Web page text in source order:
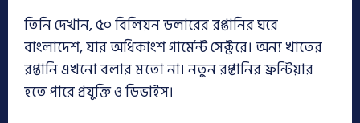
তিনি দেখান, ৫০ বিলিয়ন ডলারের রপ্তানির ঘরে
বাংলাদেশ, যার অধিকাংশ গার্মেন্ট সেক্টরে। অন্য খাতের
রপ্তানি এখনো বলার মতো না। নতুন রপ্তানির ফ্রন্টিয়ার
হতে পারে প্রযুক্তি ও ডিভাইস।